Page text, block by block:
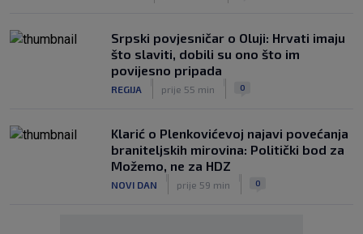
Srpski povjesničar o Oluji: Hrvati imaju
što slaviti, dobili su ono što im
povijesno pripada
REGIJA prije 55 min 0
Klarić o Plenkovićevoj najavi povećanja
braniteljskih mirovina: Politički bod za
Možemo, ne za HDZ
NOVI DAN prije 59 min 0